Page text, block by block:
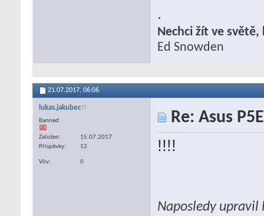
.
Nechci žít ve
Ed Snowden
21.07.2017, 06:06
lukas.jakubec
Banned
Založen
15.07.2017
Příspěvky
12
Vliv 0
Re: Asus
!!!!
Naposledy upravil